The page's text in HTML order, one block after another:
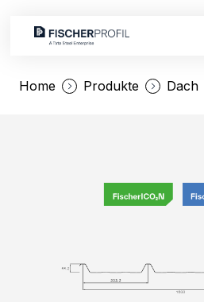
Produktwelt
Service & Support
Karriere
Home Produkte Dach